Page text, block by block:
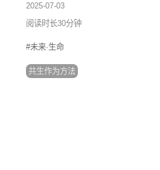
2025-07-03
阅读时长30分钟
#未来·生命
共生作为方法